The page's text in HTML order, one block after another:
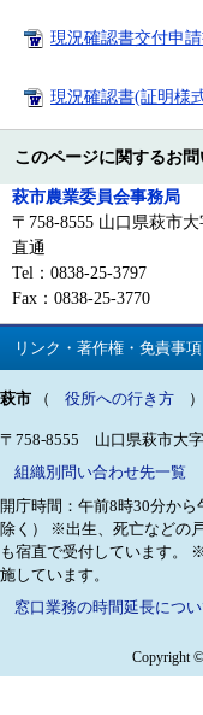
現況確認書交付申
現況確認書(証明様
このページに関するお
萩市農業委員会事務局
〒758-8555 山口県萩市
直通
Tel：0838-25-3797
Fax：0838-25-3770
リンク・著作権・免責事項
萩市 （ 役所への行き方 ）
〒758-8555 山口県萩市大
組織別問い合わせ先一覧
開庁時間：午前8時30分か
除く）
※出生、死亡などの
も宿直で受付しています。
施しています。
窓口業務の時間延長につ
Copyright ©